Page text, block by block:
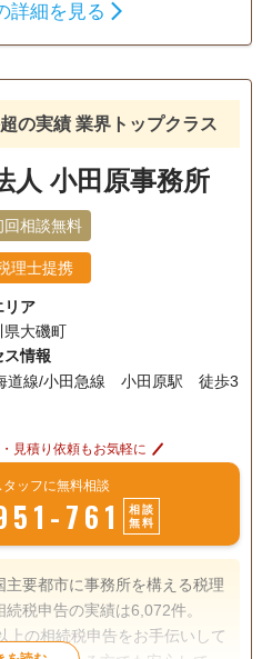
詳細を見る
の実績 業界トップクラス
人 小田原事務所
回相談無料
理士提携
リア
県大磯町
ス情報
道線/小田急線 小田原駅 徒歩3
見積り依頼もお気軽に
ッフに無料相談
761
相談
無料
要都市に事務所を構える税理
税申告の実績は6,072件。
の相続税申告をお手伝いして